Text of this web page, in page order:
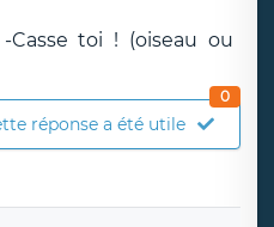
toi ! (oiseau ou
réponse a été utile
0